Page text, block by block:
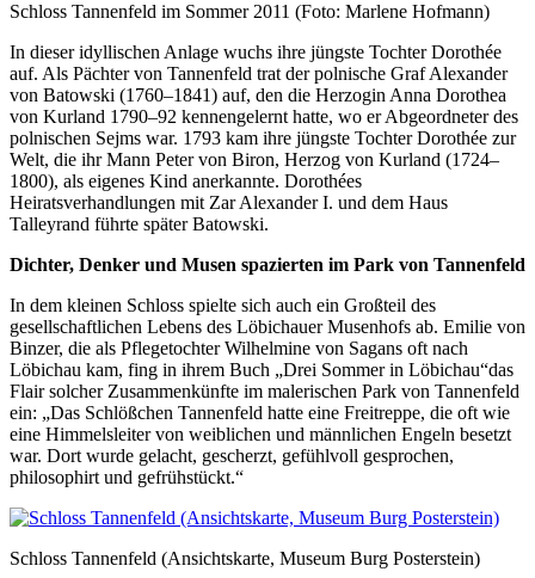
Schloss Tannenfeld im Sommer 2011 (Foto: Marlene Hofmann)
In dieser idyllischen Anlage wuchs ihre jüngste Tochter Dorothée
auf. Als Pächter von Tannenfeld trat der polnische Graf Alexander
von Batowski (1760–1841) auf, den die Herzogin Anna Dorothea
von Kurland 1790–92 kennengelernt hatte, wo er Abgeordneter des
polnischen Sejms war. 1793 kam ihre jüngste Tochter Dorothée zur
Welt, die ihr Mann Peter von Biron, Herzog von Kurland (1724–
1800), als eigenes Kind anerkannte. Dorothées
Heiratsverhandlungen mit Zar Alexander I. und dem Haus
Talleyrand führte später Batowski.
Dichter, Denker und Musen spazierten im Park von Tannenfeld
In dem kleinen Schloss spielte sich auch ein Großteil des
gesellschaftlichen Lebens des Löbichauer Musenhofs ab. Emilie von
Binzer, die als Pflegetochter Wilhelmine von Sagans oft nach
Löbichau kam, fing in ihrem Buch „Drei Sommer in Löbichau“das
Flair solcher Zusammenkünfte im malerischen Park von Tannenfeld
ein: „Das Schlößchen Tannenfeld hatte eine Freitreppe, die oft wie
eine Himmelsleiter von weiblichen und männlichen Engeln besetzt
war. Dort wurde gelacht, gescherzt, gefühlvoll gesprochen,
philosophirt und gefrühstückt.“
Schloss Tannenfeld (Ansichtskarte, Museum Burg Posterstein)